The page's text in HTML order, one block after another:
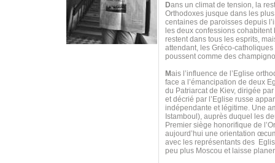
Dans un climat de tension, la
Orthodoxes jusque dans les
centaines de paroisses depuis
les deux confessions
restent dans tous les esprits,
attendant, les Gréco-
poussent comme des
Mais l’influence de l’Eglise
face a l’émancipation de deux
du Patriarcat de Kiev, dirigée
et décrié par l’Eglise russe
indépendante et légitime. Une
Istamboul), auprès duquel les
Premier siège honorifique de
aujourd’hui une orientation
avec les représentants des
peu plus Moscou et laisse